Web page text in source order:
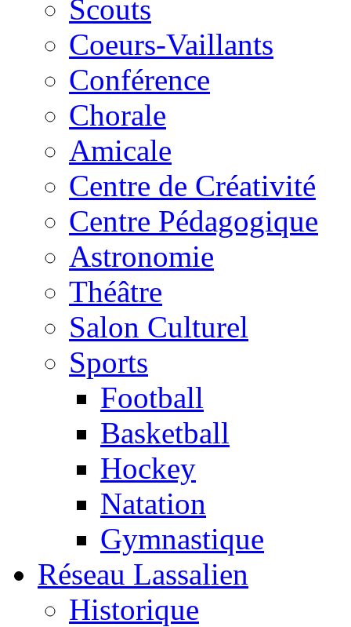
Scouts
Coeurs-Vaillants
Conférence
Chorale
Amicale
Centre de Créativité
Centre Pédagogique
Astronomie
Théâtre
Salon Culturel
Sports
Football
Basketball
Hockey
Natation
Gymnastique
Réseau Lassalien
Historique